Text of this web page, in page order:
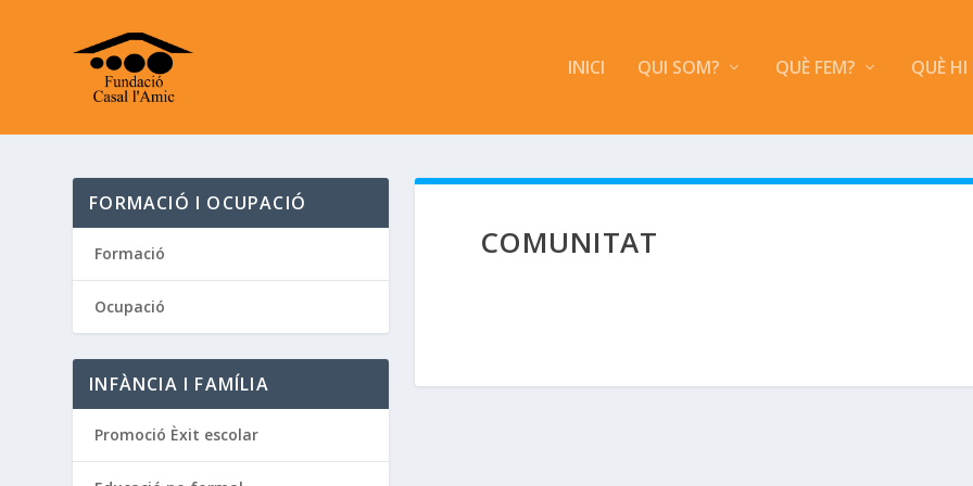
INICI QUI SOM? QUÈ FEM? QUÈ HI
COMUNITAT
FORMACIÓ I OCUPACIÓ
Formació
Ocupació
INFÀNCIA I FAMÍLIA
Promoció Èxit escolar